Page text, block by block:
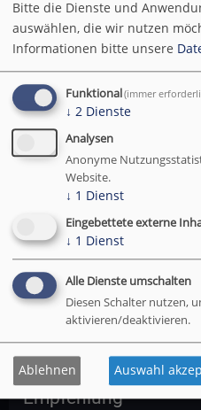
Der vollständige
Kommentare sind
Abonnenten
Abonnent werden
Gedanke des Tages
E. M. Cioran (1911 -
französischer Philosoph
Empfehlung
Bitte die Dienste und
auswählen, die wir nutzen
Informationen bitte unsere
Funktional(immer
↓ 2 Dienste
Analysen
Anonyme
Website.
↓ 1 Dienst
Eingebettete externe
↓ 1 Dienst
Alle Dienste umschalten
Diesen Schalter nutzen,
aktivieren/deaktivieren.
Ablehnen Auswahl